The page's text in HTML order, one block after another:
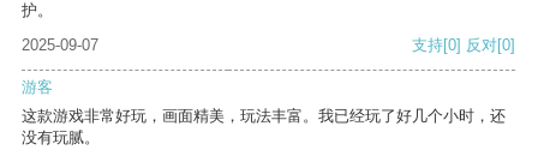
护。
2025-09-07
支持[0] 反对[0]
游客
这款游戏非常好玩，画面精美，玩法丰富。我已经玩了好几个小时，还
没有玩腻。